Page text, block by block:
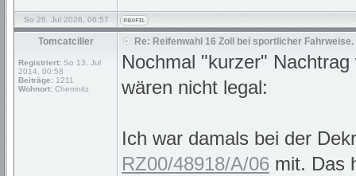
So 26. Jul 2026, 06:57
Tomcatciller
Registriert: So 13. Jul
2014, 00:58
Beiträge: 1211
Wohnort: Chemnitz
Re: Reifenwahl 16 Zoll bei sportlicher Fahrweise.
Nochmal "kurzer"
wären nicht legal:
Ich war damals bei der
RZ00/48918/A/06 mit. Das